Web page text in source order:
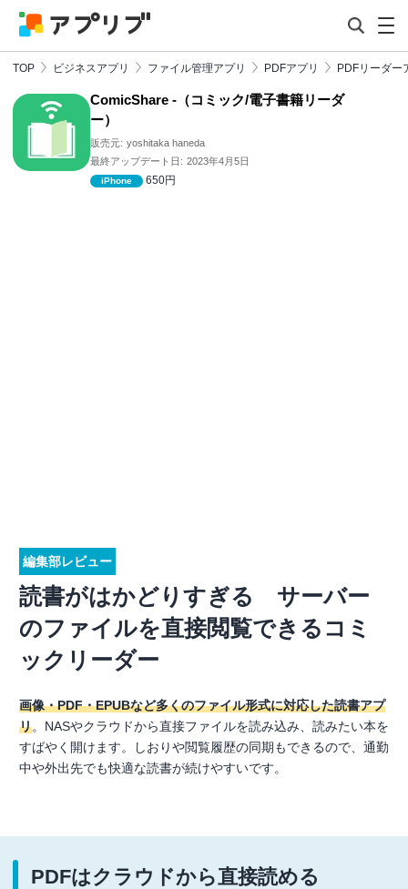
TOP ビジネスアプリ ファイル管理アプリ PDFアプリ PDFリーダー
ComicShare -（コミック/電子書籍リーダ
ー）
販売元: yoshitaka haneda
最終アップデート日: 2023年4月5日
iPhone 650円
編集部レビュー
読書がはかどりすぎる サーバー
のファイルを直接閲覧できるコミ
ックリーダー
画像・PDF・EPUBなど多くのファイル形式に対応した読書アプ
リ。NASやクラウドから直接ファイルを読み込み、読みたい本を
すばやく開けます。しおりや閲覧履歴の同期もできるので、通勤
中や外出先でも快適な読書が続けやすいです。
PDFはクラウドから直接読める